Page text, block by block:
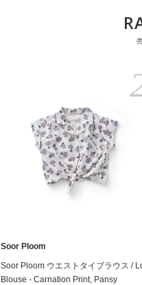
Soor Ploom
Soor Ploom ウエストタイブラウス /
Blouse - Carnation Print, Pansy